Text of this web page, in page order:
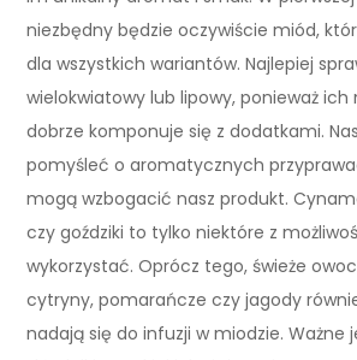
niezbędny będzie oczywiście miód,
dla wszystkich wariantów. Najlepiej
wielokwiatowy lub lipowy, ponieważ
dobrze komponuje się z dodatkami.
pomyśleć o aromatycznych
mogą wzbogacić nasz produkt.
czy goździki to tylko niektóre z
wykorzystać. Oprócz tego, świeże
cytryny, pomarańcze czy jagody
nadają się do infuzji w miodzie. Ważne